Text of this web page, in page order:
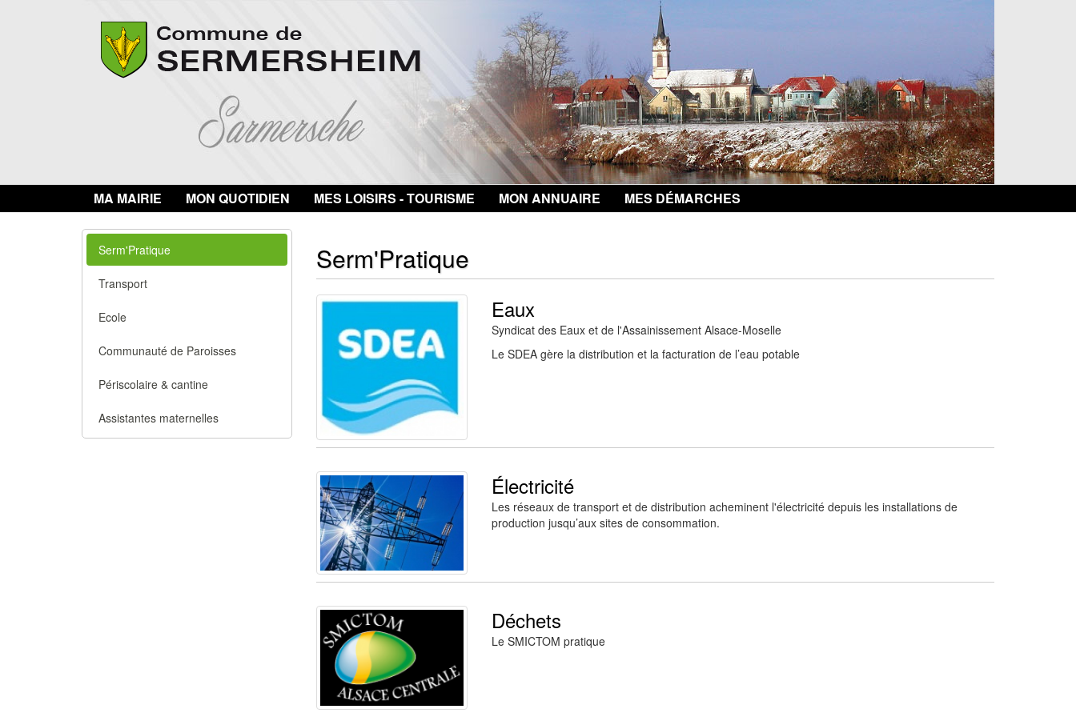
MA MAIRIE MON QUOTIDIEN MES LOISIRS - TOURISME MON ANNUAIRE MES DÉMARCHES
Serm'Pratique
Transport
Ecole
Communauté de Paroisses
Périscolaire & cantine
Assistantes maternelles
Serm'Pratique
Eaux
Syndicat des Eaux et de l'Assainissement Alsace-Moselle
Le SDEA gère la distribution et la facturation de l’eau potable
Électricité
Les réseaux de transport et de distribution acheminent l'électricité depuis les installations de
production jusqu’aux sites de consommation.
Déchets
Le SMICTOM pratique